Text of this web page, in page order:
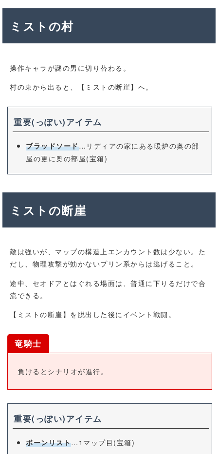
ミストの村
操作キャラが謎の男に切り替わる。
村の東から出ると、【ミストの断崖】へ。
重要(っぽい)アイテム
ブラッドソード…リディアの家にある暖炉の奥の部
屋の更に奥の部屋(宝箱)
ミストの断崖
敵は強いが、マップの構造上エンカウント数は少ない。た
だし、物理攻撃が効かないプリン系からは逃げること。
途中、セオドアとはぐれる場面は、普通に下りるだけで合
流できる。
【ミストの断崖】を脱出した後にイベント戦闘。
竜騎士
負けるとシナリオが進行。
重要(っぽい)アイテム
ボーンリスト…1マップ目(宝箱)